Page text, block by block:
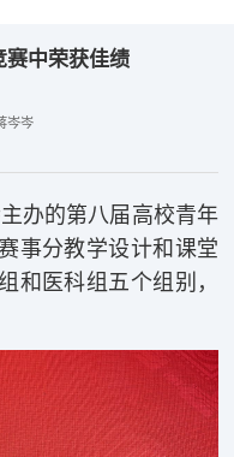
赛中荣获佳绩
岑岑
办的第八届高校青年
事分教学设计和课堂
和医科组五个组别，